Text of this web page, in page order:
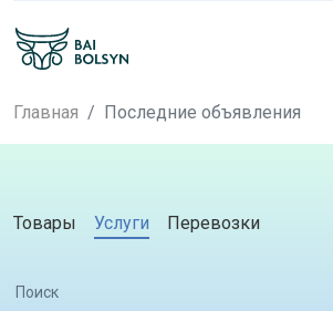
Главная Последние объявления
Товары Услуги Перевозки
Поиск